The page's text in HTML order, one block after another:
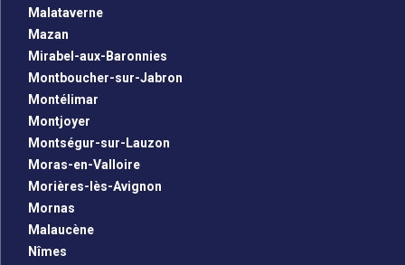
Malataverne
Mazan
Mirabel-aux-Baronnies
Montboucher-sur-Jabron
Montélimar
Montjoyer
Montségur-sur-Lauzon
Moras-en-Valloire
Morières-lès-Avignon
Mornas
Malaucène
Nîmes